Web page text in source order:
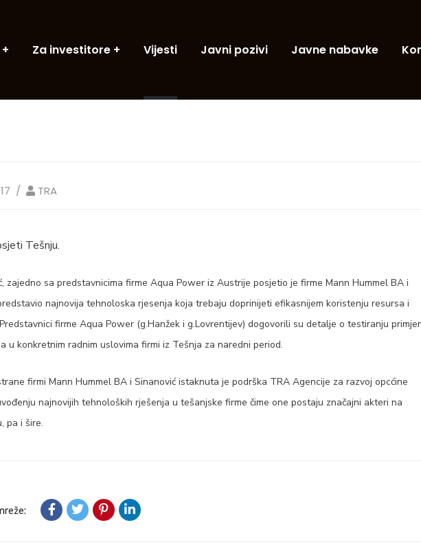
Za investitore Vijesti Javni pozivi Javne nabavke
TRA
Tešnju.
zajedno sa predstavnicima firme Aqua Power iz Austrije posjetio je firme Mann Hummel BA i
najnovija tehnoloska rjesenja koja trebaju doprinijeti efikasnijem koristenju resursa i
firme Aqua Power (g.Hanžek i g.Lovrentijev) dogovorili su detalje o testiranju
u konkretnim radnim uslovima firmi iz Tešnja za naredni period.
firmi Mann Hummel BA i Sinanović istaknuta je podrška TRA Agencije za razvoj opcćine
najnovijih tehnoloških rješenja u tešanjske firme čime one postaju značajni akteri na
pa i šire.